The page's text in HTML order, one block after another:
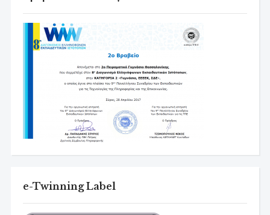
e-Twinning Label